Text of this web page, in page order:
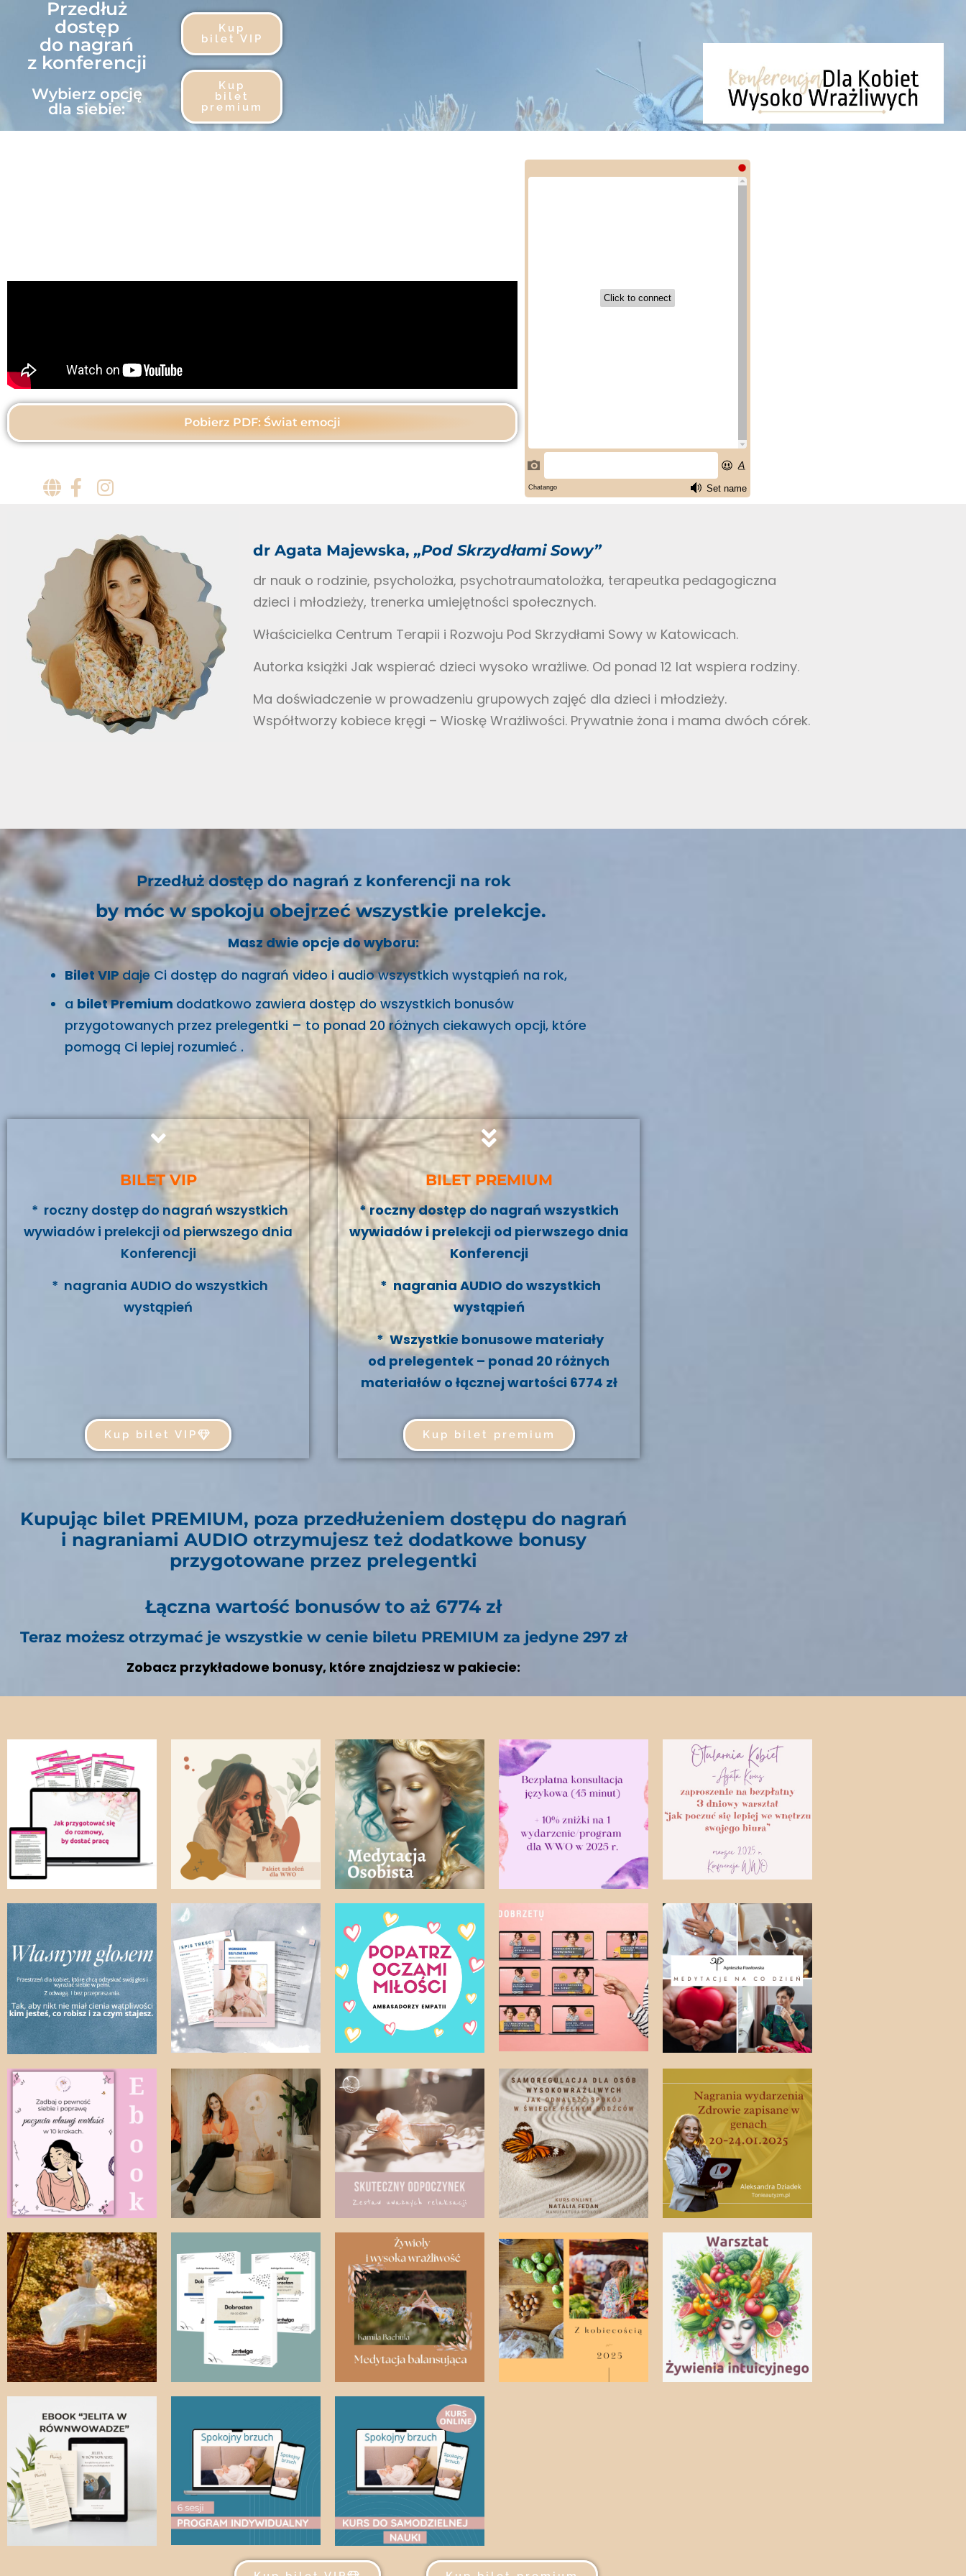
Przedłuż
dostęp
do nagrań
z konferencji
Wybierz opcję
dla siebie:​
Kup
bilet VIP
Kup
bilet
premium
Pobierz PDF: Świat emocji
dr Agata Majewska, „Pod Skrzydłami Sowy”
dr nauk o rodzinie, psycholożka, psychotraumatolożka, terapeutka pedagogiczna
dzieci i młodzieży, trenerka umiejętności społecznych.
Właścicielka Centrum Terapii i Rozwoju Pod Skrzydłami Sowy w Katowicach.
Autorka książki Jak wspierać dzieci wysoko wrażliwe. Od ponad 12 lat wspiera rodziny.
Ma doświadczenie w prowadzeniu grupowych zajęć dla dzieci i młodzieży.
Współtworzy kobiece kręgi – Wioskę Wrażliwości. Prywatnie żona i mama dwóch córek.
Przedłuż dostęp do nagrań z konferencji na rok
by móc w spokoju obejrzeć wszystkie prelekcje.
Masz dwie opcje do wyboru:
Bilet VIP daje Ci dostęp do nagrań video i audio wszystkich wystąpień na rok,
a bilet Premium dodatkowo zawiera dostęp do wszystkich bonusów
przygotowanych przez prelegentki – to ponad 20 różnych ciekawych opcji, które
pomogą Ci lepiej rozumieć .
BILET VIP
* roczny dostęp do nagrań wszystkich
wywiadów i prelekcji od pierwszego dnia
Konferencji
* nagrania AUDIO do wszystkich
wystąpień
Kup bilet VIP
BILET PREMIUM
* roczny dostęp do nagrań wszystkich
wywiadów i prelekcji od pierwszego dnia
Konferencji
* nagrania AUDIO do wszystkich
wystąpień
* Wszystkie bonusowe materiały
od prelegentek – ponad 20 różnych
materiałów o łącznej wartości 6774 zł
Kup bilet premium
Kupując bilet PREMIUM, poza przedłużeniem dostępu do nagrań
i nagraniami AUDIO otrzymujesz też dodatkowe bonusy
przygotowane przez prelegentki
Łączna wartość bonusów to aż 6774 zł
Teraz możesz otrzymać je wszystkie w cenie biletu PREMIUM za jedyne 297 zł
Zobacz przykładowe bonusy, które znajdziesz w pakiecie: